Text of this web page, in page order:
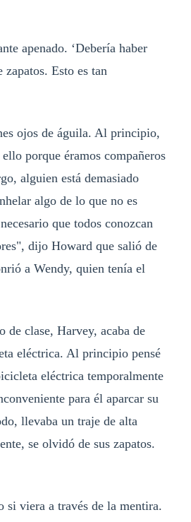
apenado. ‘Debería haber
zapatos. Esto es tan
ojos de águila. Al principio,
porque éramos compañeros
alguien está demasiado
algo de lo que no es
que todos conozcan
dijo Howard que salió de
a Wendy, quien tenía el
de clase, Harvey, acaba de
eléctrica. Al principio pensé
eléctrica temporalmente
para él aparcar su
llevaba un traje de alta
se olvidó de sus zapatos.
si viera a través de la mentira.